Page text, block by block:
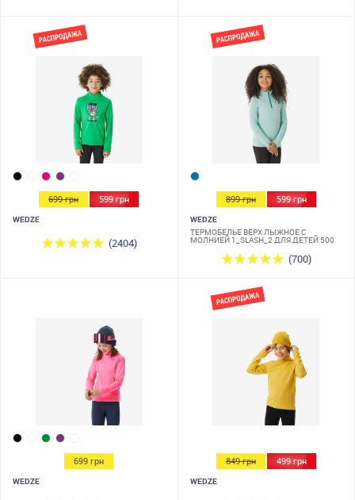
699 грн 599 грн
WEDZE
(2404)
899 грн 599 грн
WEDZE
ТЕРМОБЕЛЬЕ ВЕРХ ЛЫЖНОЕ С
МОЛНИЕЙ 1_SLASH_2 ДЛЯ ДЕТЕЙ 500
(700)
699 грн
WEDZE
849 грн 499 грн
WEDZE